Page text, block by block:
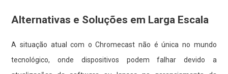
Alternativas e Soluções em Larga Escala
A situação atual com o Chromecast não é única no mundo
tecnológico, onde dispositivos podem falhar devido a